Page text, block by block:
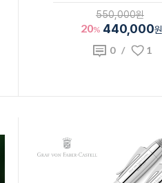
550,000원
20% 440,000원
0/ 1